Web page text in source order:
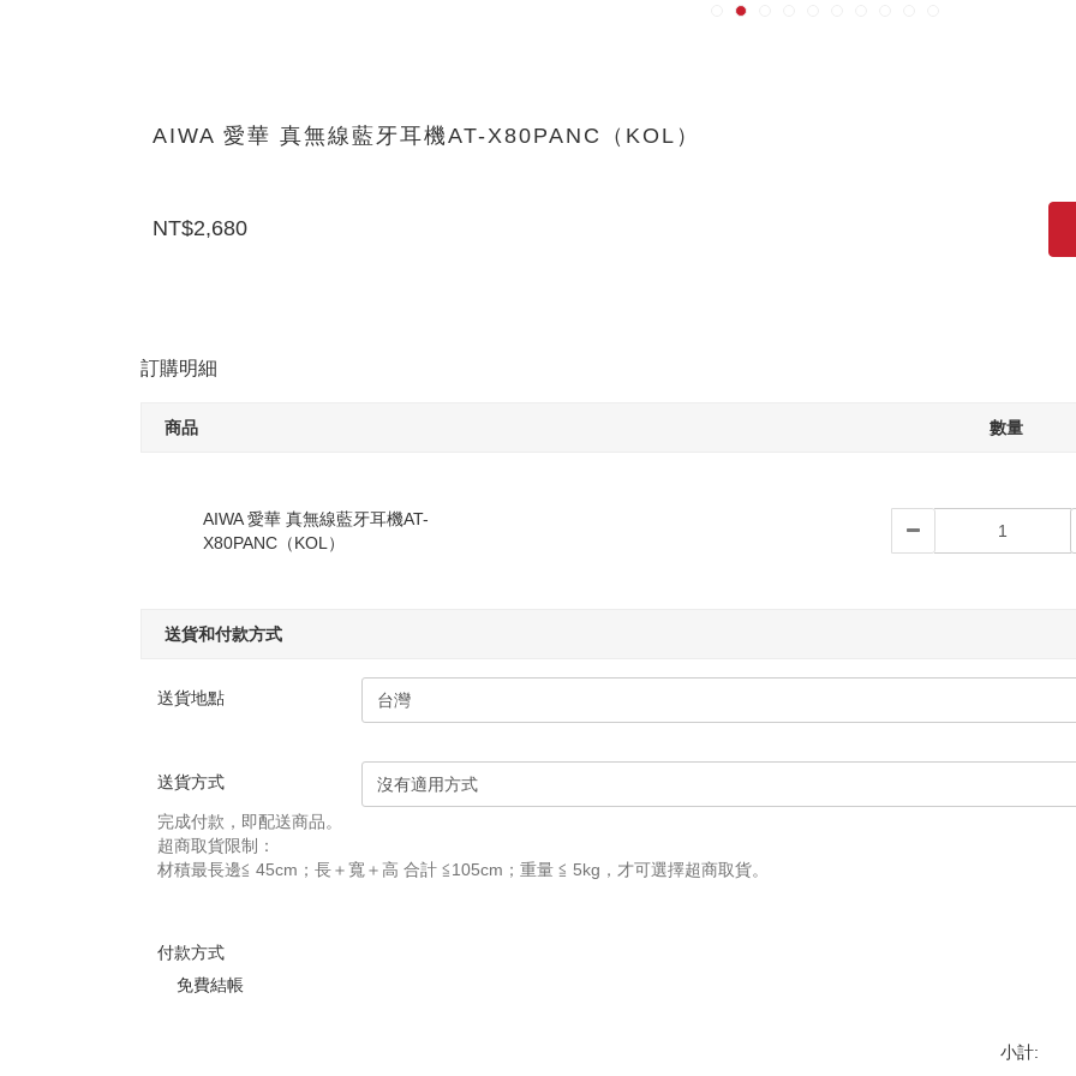
AIWA 愛華 真無線藍牙耳機AT-X80PANC（KOL）
NT$2,680
訂購明細
商品 數量
AIWA 愛華 真無線藍牙耳機AT-
X80PANC（KOL）
送貨和付款方式
送貨地點
送貨方式
完成付款，即配送商品。
超商取貨限制：
材積最長邊≦ 45cm；長＋寬＋高 合計 ≦105cm；重量 ≦ 5kg，才可選擇超商取貨。
付款方式
免費結帳
小計: